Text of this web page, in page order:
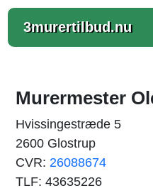
3murertilbud.nu
Murermester
Hvissingestræde 5
2600 Glostrup
CVR: 26088674
TLF: 43635226